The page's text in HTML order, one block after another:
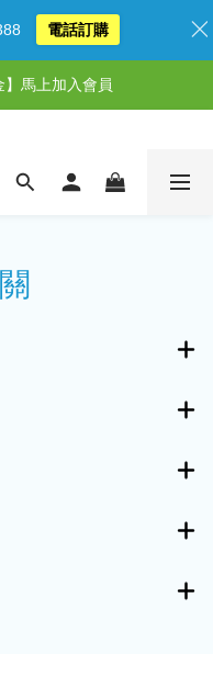
送500購物金！
高現省1,770元
】馬上加入會員
電話訂購